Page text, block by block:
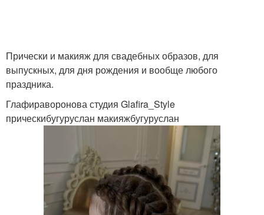
Прически и макияж для свадебных образов, для
выпускных, для дня рождения и вообще любого
праздника.
Глафираворонова студия Glafira_Style
прическибугуруслан макияжбугуруслан